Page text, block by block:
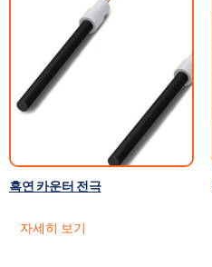
흑연 카운터 전극
자세히 보기